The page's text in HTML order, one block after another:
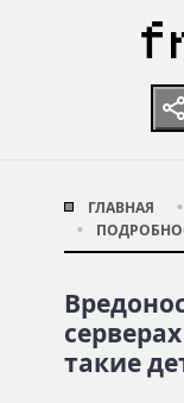
ГЛАВНАЯ
такие